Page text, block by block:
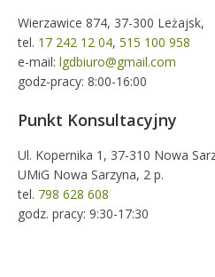
Wierzawice 874, 37-300 Leżajsk,
tel. 17 242 12 04, 515 100 958
e-mail: lgdbiuro@gmail.com
godz-pracy: 8:00-16:00
Punkt Konsultacyjny
Ul. Kopernika 1, 37-310 Nowa
UMiG Nowa Sarzyna, 2 p.
tel. 798 628 608
godz. pracy: 9:30-17:30